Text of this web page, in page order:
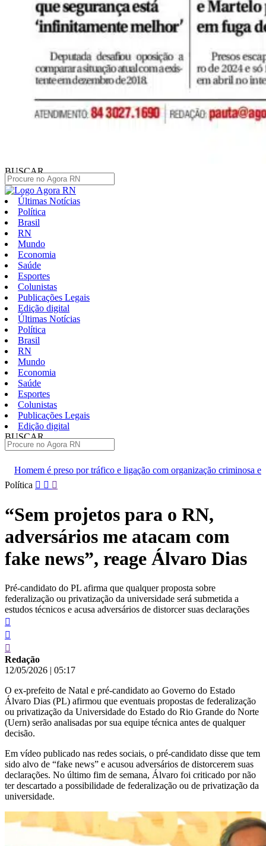
BUSCAR
Últimas Notícias
Política
Brasil
RN
Mundo
Economia
Saúde
Esportes
Colunistas
Publicações Legais
Edição digital
Últimas Notícias
Política
Brasil
RN
Mundo
Economia
Saúde
Esportes
Colunistas
Publicações Legais
Edição digital
BUSCAR
e ligação com organização criminosa em Natal
Pular
conteúdo
Política
“Sem projetos para o RN,
adversários me atacam com
fake news”, reage Álvaro Dias
Pré-candidato do PL afirma que qualquer proposta sobre
federalização ou privatização da universidade será submetida a
estudos técnicos e acusa adversários de distorcer suas declarações
Redação
12/05/2026 | 05:17
O ex-prefeito de Natal e pré-candidato ao Governo do Estado
Álvaro Dias (PL) afirmou que eventuais propostas de federalização
ou privatização da Universidade do Estado do Rio Grande do Norte
(Uern) serão analisadas por sua equipe técnica antes de qualquer
decisão.
Em vídeo publicado nas redes sociais, o pré-candidato disse que tem
sido alvo de “fake news” e acusou adversários de distorcerem suas
declarações. No último fim de semana, Álvaro foi criticado por não
ter descartado a possibilidade de federalização ou de privatização da
universidade.